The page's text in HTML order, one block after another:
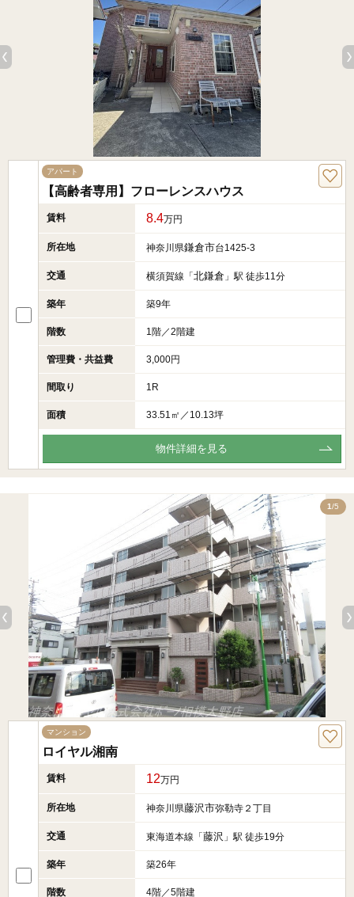
アパート
【高齢者専用】フローレンスハウス
賃料 8.4万円
所在地 神奈川県鎌倉市台1425-3
交通 横須賀線「 北鎌倉 」駅 徒歩11分
築年 築9年
階数 1階／2階建
管理費・共益費 3,000円
間取り 1R
面積 33.51㎡／10.13坪
物件詳細を見る
1/5
マンション
ロイヤル湘南
賃料 12万円
所在地 神奈川県藤沢市弥勒寺２丁目
交通 東海道本線「 藤沢 」駅 徒歩19分
築年 築26年
階数 4階／5階建